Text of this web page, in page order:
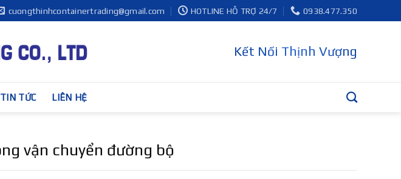
cuongthinhcontainertrading@gmail.com HOTLINE HỖ TRỢ 24/7 0938.477.350
Kết Nối Thịnh Vượng
TIN TỨC LIÊN HỆ
vận chuyển đường bộ